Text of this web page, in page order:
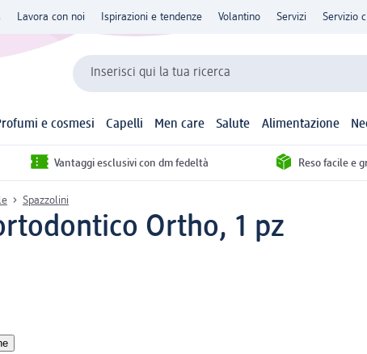
Lavora con noi Ispirazioni e tendenze Volantino Servizi Servizio
Inserisci qui la tua ricerca
e cosmesi Capelli Men care Salute Alimentazione
Vantaggi esclusivi con dm fedeltà Reso facile e
Spazzolini
Ortho, 1 pz